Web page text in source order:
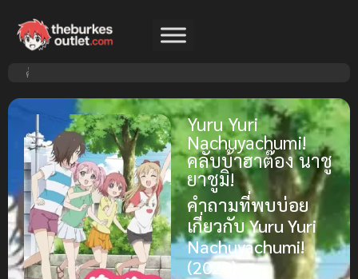
Yuru Yuri
Nachuyachumi!
คลับบ้าฮาต๊อง นาชู
ยาชูมิ!
คำถามที่พบบ่อย
เกี่ยวกับ Yuru Yuri
Nachuyachumi!
(2020)